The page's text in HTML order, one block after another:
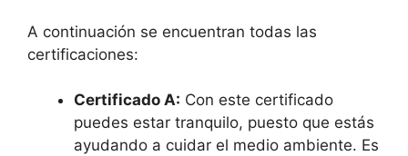
A continuación se encuentran todas las
certificaciones:
Certificado A: Con este certificado
puedes estar tranquilo, puesto que estás
ayudando a cuidar el medio ambiente. Es